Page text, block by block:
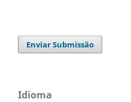
Enviar Submissão
Idioma